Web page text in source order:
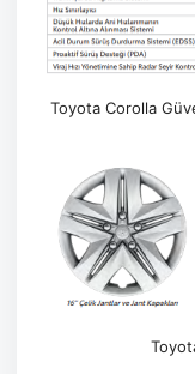
Toyota Corolla